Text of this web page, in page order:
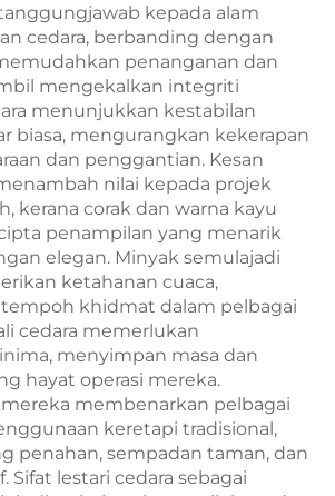
kepada alam
cedara, berbanding dengan
penanganan dan
mengekalkan integriti
menunjukkan kestabilan
biasa, mengurangkan kekerapan
dan penggantian. Kesan
nilai kepada projek
kerana corak dan warna kayu
penampilan yang menarik
elegan. Minyak semulajadi
ketahanan cuaca,
khidmat dalam pelbagai
cedara memerlukan
menyimpan masa dan
hayat operasi mereka.
membenarkan pelbagai
keretapi tradisional,
penahan, sempadan taman, dan
Sifat lestari cedara sebagai